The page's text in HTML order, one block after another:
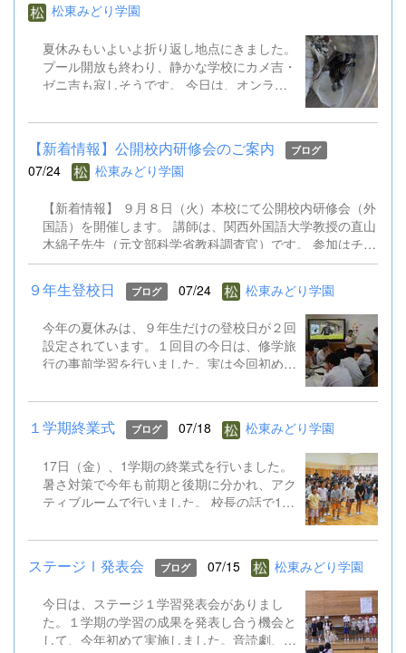
松東みどり学園
夏休みもいよいよ折り返し地点にきました。
プール開放も終わり、静かな学校にカメ吉・
ゼニ吉も寂しそうです。 今日は、オンライ
はオンライン役員会も実施し、２学期の全校
遊びについて意見交換しました。先生方も校
内研修会を行ったり、教育委員会の研修会に
出かけたりしています。 あと半分の夏休み
【新着情報】公開校内研修会のご案内 ブログ
07/24 松東みどり学園
【新着情報】 ９月８日（火）本校にて公開校内研修会（外
国語）を開催します。 講師は、関西外国語大学教授の直山
木綿子先生（元文部科学省教科調査官）です。 参加はチラ
シのQRコードからお申込みください。 9.8公開校内研修会
（外国語）案内チラシ.pdf
９年生登校日 ブログ 07/24 松東みどり学園
今年の夏休みは、９年生だけの登校日が２回
設定されています。１回目の今日は、修学旅
行の事前学習を行いました。実は今回初めて
行くことになっています。そこでは、英語を
ふんだんに使って海外体験を積むものです。
今日はALTとともに、そのプチ体験を味わい
ってきたら英語がペラペラになっていると思
います!
１学期終業式 ブログ 07/18 松東みどり学園
17日（金）、1学期の終業式を行いました。
暑さ対策で今年も前期と後期に分かれ、アク
ティブルームで行いました。 校長の話で1学
導の話では校下で起こった先日の水難事故も
引き合いに、自分の命を守る行動やSNSでの
トラブル防止など確認しました。 そして、
期課程からはメッセージの贈呈もありまし
た。 夏休み明け、また元気に会えることを
楽しみにしています。 保護者や地域の皆様
ステージⅠ発表会 ブログ 07/15 松東みどり学園
今日は、ステージ１学習発表会がありまし
た。１学期の学習の成果を発表し合う機会と
して、今年初めて実施しました。音読劇、合